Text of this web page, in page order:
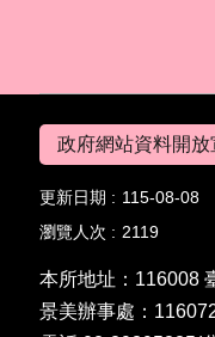
政府網站資料開放
更新日期
115-08-08
瀏覽人次
2119
本所地址：116008
景美辦事處：